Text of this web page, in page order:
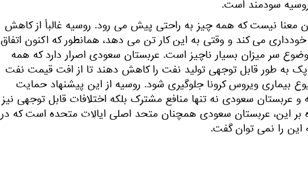
سودمند است.
معنا نیست که همه چیز به راحتی پیش می رود. روسیه غالباً از کاهش
می کند و وقتی به این کار تن می دهد، همانطور که اکنون اتفاق
سر میزان بسیار ناچیز است. عربستان سعودی اصرار دارد كه همه
اوپک به طور قابل توجهی تولید نفت را كاهش دهند تا از افت قیمت نفت
بیماری ویروس كرونا جلوگیری شود. روسیه از این پیشنهاد حمایت
و عربستان سعودی نه تنها منافع مشترک بلکه اختلافات قابل توجهی نیز
بر این، عربستان سعودی همچنان متحد اصلی ایالات متحده است که در
این را نمی توان گفت.